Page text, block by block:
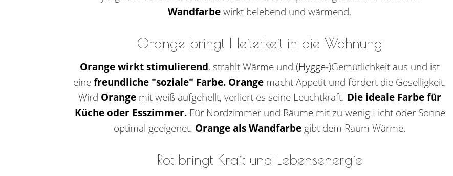
Wandfarbewirkt belebend und wärmend.
Orange bringt Heiterkeit in die Wohnung
Orange wirkt stimulierend, strahlt Wärme und (Hygge-)Gemütlichkeit aus und ist
einefreundliche "soziale" Farbe. Orange macht Appetit und fördert die Geselligkeit.
Wird Orange mit weiß aufgehellt, verliert es seine Leuchtkraft. Die ideale Farbe für
Küche oder Esszimmer. Für Nordzimmer und Räume mit zu wenig Licht oder Sonne
optimal geeigenet. Orange als Wandfarbe gibt dem Raum Wärme.
Rot bringt Kraft und Lebensenergie